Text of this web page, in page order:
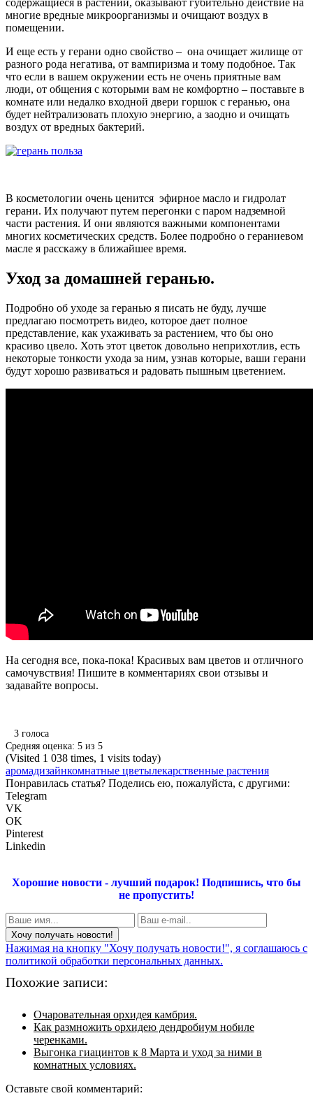
содержащиеся в растении, оказывают губительно действие на
многие вредные микроорганизмы и очищают воздух в
помещении.
И еще есть у герани одно свойство – она очищает жилище от
разного рода негатива, от вампиризма и тому подобное. Так
что если в вашем окружении есть не очень приятные вам
люди, от общения с которыми вам не комфортно – поставьте в
комнате или недалко входной двери горшок с геранью, она
будет нейтрализовать плохую энергию, а заодно и очищать
воздух от вредных бактерий.
В косметологии очень ценится эфирное масло и гидролат
герани. Их получают путем перегонки с паром надземной
части растения. И они являются важными компонентами
многих косметических средств. Более подробно о гераниевом
масле я расскажу в ближайшее время.
Уход за домашней геранью.
Подробно об уходе за геранью я писать не буду, лучше
предлагаю посмотреть видео, которое дает полное
представление, как ухаживать за растением, что бы оно
красиво цвело. Хоть этот цветок довольно неприхотлив, есть
некоторые тонкости ухода за ним, узнав которые, ваши герани
будут хорошо развиваться и радовать пышным цветением.
На сегодня все, пока-пока! Красивых вам цветов и отличного
самочувствия! Пишите в комментариях свои отзывы и
задавайте вопросы.
3 голоса
Средняя оценка: 5 из 5
(Visited 1 038 times, 1 visits today)
аромадизайнкомнатные цветылекарственные растения
Понравилась статья? Поделись ею, пожалуйста, с другими:
Telegram
VK
OK
Pinterest
Linkedin
Хорошие новости - лучший подарок! Подпишись, что бы
не пропустить!
Нажимая на кнопку "Хочу получать новости!", я соглашаюсь с
политикой обработки персональных данных.
Похожие записи:
Очаровательная орхидея камбрия.
Как размножить орхидею дендробиум нобиле
черенками.
Выгонка гиацинтов к 8 Марта и уход за ними в
комнатных условиях.
Оставьте свой комментарий: